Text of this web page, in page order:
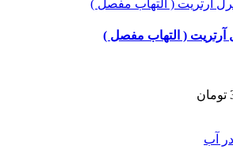
آرتریت ( التهاب مفصل )